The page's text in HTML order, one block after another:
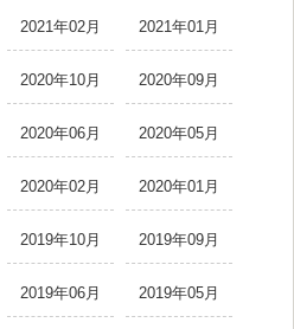
2021年02月 2021年01月
2020年10月 2020年09月
2020年06月 2020年05月
2020年02月 2020年01月
2019年10月 2019年09月
2019年06月 2019年05月